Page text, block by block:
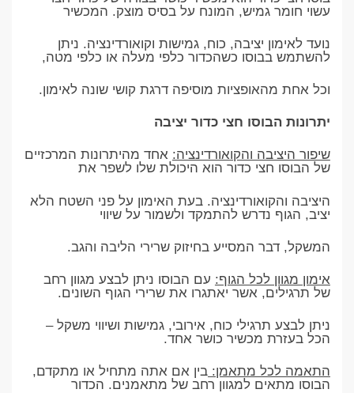
עשוי חומר גמיש, המונח על בסיס מוצק. המכשיר
נועד לאימון יציבה, כוח, גמישות וקואורדינציה. ניתן
להשתמש בבוסו כשהכדור כלפי מעלה או כלפי מטה,
וכל אחת מהאופציות מוסיפה דרגת קושי שונה לאימון.
יתרונות הבוסו חצי כדור יציבה
שיפור היציבה והקואורדינציה: אחד מהיתרונות המרכזיים
של הבוסו חצי כדור הוא היכולת שלו לשפר את
היציבה והקואורדינציה. בעת האימון על פני השטח הלא
יציב, הגוף נדרש להתמקד ולשמור על שיווי
המשקל, דבר המסייע בחיזוק שרירי הליבה והגב.
אימון מגוון לכל הגוף: עם הבוסו ניתן לבצע מגוון רחב
של תרגילים, אשר יאתגרו את שרירי הגוף השונים.
ניתן לבצע תרגילי כוח, אירובי, גמישות ושיווי משקל –
הכל בעזרת מכשיר כושר אחד.
התאמה לכל מתאמן:בין אם אתה מתחיל או מתקדם,
הבוסו מתאים למגוון רחב של מתאמנים. הכדור